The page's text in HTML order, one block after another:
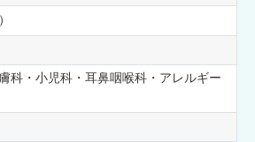
科・小児科・耳鼻咽喉科・アレルギー